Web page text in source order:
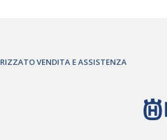
VENDITA E ASSISTENZA